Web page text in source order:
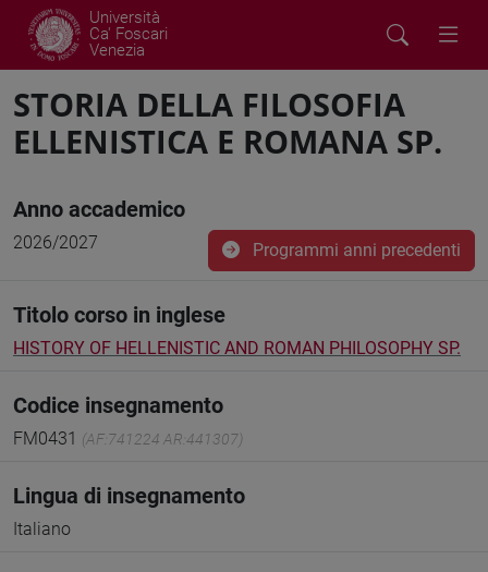
Università
Ca' Foscari
Venezia
STORIA DELLA FILOSOFIA
ELLENISTICA E ROMANA SP.
Anno accademico
2026/2027 Programmi anni precedenti
Titolo corso in inglese
HISTORY OF HELLENISTIC AND ROMAN PHILOSOPHY SP.
Codice insegnamento
FM0431 (AF:741224 AR:441307)
Lingua di insegnamento
Italiano